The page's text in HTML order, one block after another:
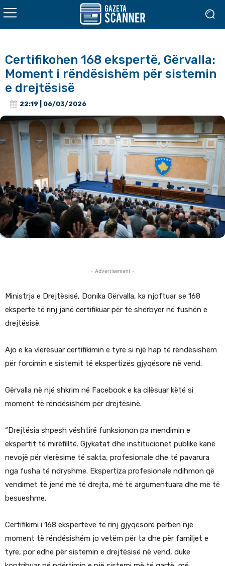
Certifikohen 168 ekspertë, Gërvalla:
Moment i rëndësishëm për sistemin
e drejtësisë
22:19 | 06/03/2026
- Advertisement -
Ministrja e Drejtësisë, Donika Gërvalla, ka njoftuar se 168
ekspertë të rinj janë certifikuar për të shërbyer në fushën e
drejtësisë.
Ajo e ka vlerësuar certifikimin e tyre si një hap të rëndësishëm
për forcimin e sistemit të ekspertizës gjyqësore në vend.
Gërvalla në një shkrim në Facebook e ka cilësuar këtë si
moment të rëndësishëm për drejtësinë.
“Drejtësia shpesh vështirë funksionon pa mendimin e
ekspertit të mirëfilltë. Gjykatat dhe institucionet publike kanë
nevojë për vlerësime të sakta, profesionale dhe të pavarura
nga fusha të ndryshme. Ekspertiza profesionale ndihmon që
vendimet të jenë më të drejta, më të argumentuara dhe më të
besueshme.
Certifikimi i 168 ekspertëve të rinj gjyqësorë përbën një
moment të rëndësishëm jo vetëm për ta dhe për familjet e
tyre, por edhe për sistemin e drejtësisë në vend, duke